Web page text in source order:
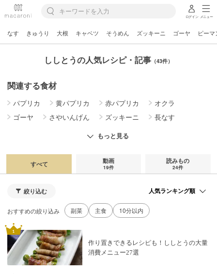
ログイン メニュー
なす きゅうり 大根 キャベツ そうめん ズッキーニ ゴーヤ ピーマ
ししとうの人気レシピ・記事 （43件）
関連する食材
パプリカ 黄パプリカ 赤パプリカ
オクラ
ゴーヤ
さやいんげん ズッキーニ
長なす
とうもろこし
スイートコーン
青唐辛子
もっと見る
すべて 動画
19件
読みもの
24件
絞り込む
おすすめの絞り込み 副菜 主食 10分以内
作り置きできるレシピも！ししとうの大量
消費メニュー27選